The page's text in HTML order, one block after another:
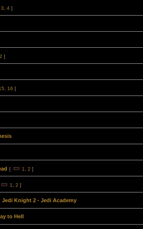
3 4 ]
2 ]
16 ]
[ 1 2 ]
1 2 ]
Jedi Knight 2 - Jedi Academy
to Hell